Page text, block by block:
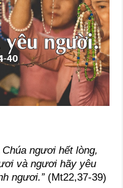
ngươi hết lòng,
và ngươi hãy yêu
ngươi.” (Mt22,37-39)